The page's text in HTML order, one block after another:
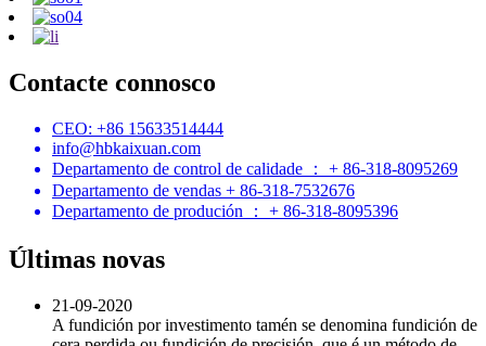
Contacte connosco
CEO: +86 15633514444
info@hbkaixuan.com
Departamento de control de calidade ： + 86-318-8095269
Departamento de vendas + 86-318-7532676
Departamento de produción ： + 86-318-8095396
Últimas novas
21-09-2020
A fundición por investimento tamén se denomina fundición de